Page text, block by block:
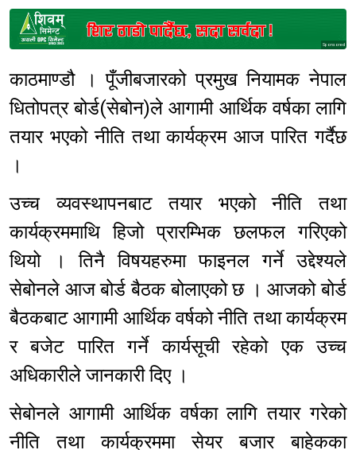
Sponsored
काठमाण्डौ । पूँजीबजारको प्रमुख नियामक नेपाल
धितोपत्र बोर्ड(सेबोन)ले आगामी आर्थिक वर्षका लागि
तयार भएको नीति तथा कार्यक्रम आज पारित गर्दैछ
।
उच्च व्यवस्थापनबाट तयार भएको नीति तथा
कार्यक्रममाथि हिजो प्रारम्भिक छलफल गरिएको
थियो । तिनै विषयहरुमा फाइनल गर्ने उद्देश्यले
सेबोनले आज बोर्ड बैठक बोलाएको छ । आजको बोर्ड
बैठकबाट आगामी आर्थिक वर्षको नीति तथा कार्यक्रम
र बजेट पारित गर्ने कार्यसूची रहेको एक उच्च
अधिकारीले जानकारी दिए ।
सेबोनले आगामी आर्थिक वर्षका लागि तयार गरेको
नीति तथा कार्यक्रममा सेयर बजार बाहेकका